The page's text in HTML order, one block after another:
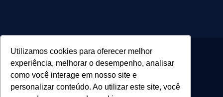
Utilizamos cookies para oferecer melhor
experiência, melhorar o desempenho, analisar
como você interage em nosso site e
personalizar conteúdo. Ao utilizar este site, você